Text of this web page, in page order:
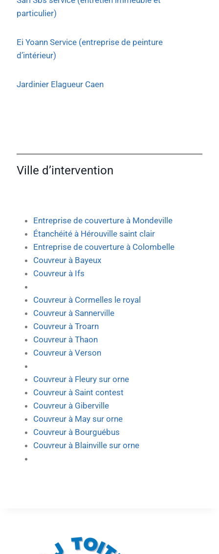
particulier)
Ei Yoann Service (entreprise de peinture
d’intérieur)
Jardinier Elagueur Caen
Ville d’intervention
Entreprise de couverture à Mondeville
Étanchéité à Hérouville saint clair
Entreprise de couverture à Colombelle
Couvreur à Bayeux
Couvreur à Ifs
Couvreur à Cormelles le royal
Couvreur à Sannerville
Couvreur à Troarn
Couvreur à Thaon
Couvreur à Verson
Couvreur à Fleury sur orne
Couvreur à Saint contest
Couvreur à Giberville
Couvreur à May sur orne
Couvreur à Bourguébus
Couvreur à Blainville sur orne